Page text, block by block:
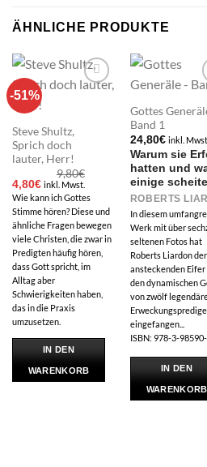
ÄHNLICHE PRODUKTE
-51%
Steve Shultz,
Sprich doch
lauter, Herr!
9,80€
Ursprünglicher
Preis
war:
9,80€
4,80€Aktueller
Preis
ist:
4,80€.
inkl. Mwst.
Wie kann ich Gottes
Stimme hören? Diese und
ähnliche Fragen bewegen
viele Christen, die zwar in
Predigten häufig hören,
dass Gott spricht, im
Alltag aber
Schwierigkeiten haben,
das in die Praxis
umzusetzen.
IN DEN
WARENKORB
Gottes
Band 1
24,80€ inkl. Mwst.
Warum sie
hatten und
einige
ROBERTS
In diesem
Werk mit über
seltenen Fotos hat
Roberts Liardon
ansteckenden Eifer
den dynamischen
von zwölf
eingefangen...
ISBN: 978-3-
IN DEN
WARENKORB